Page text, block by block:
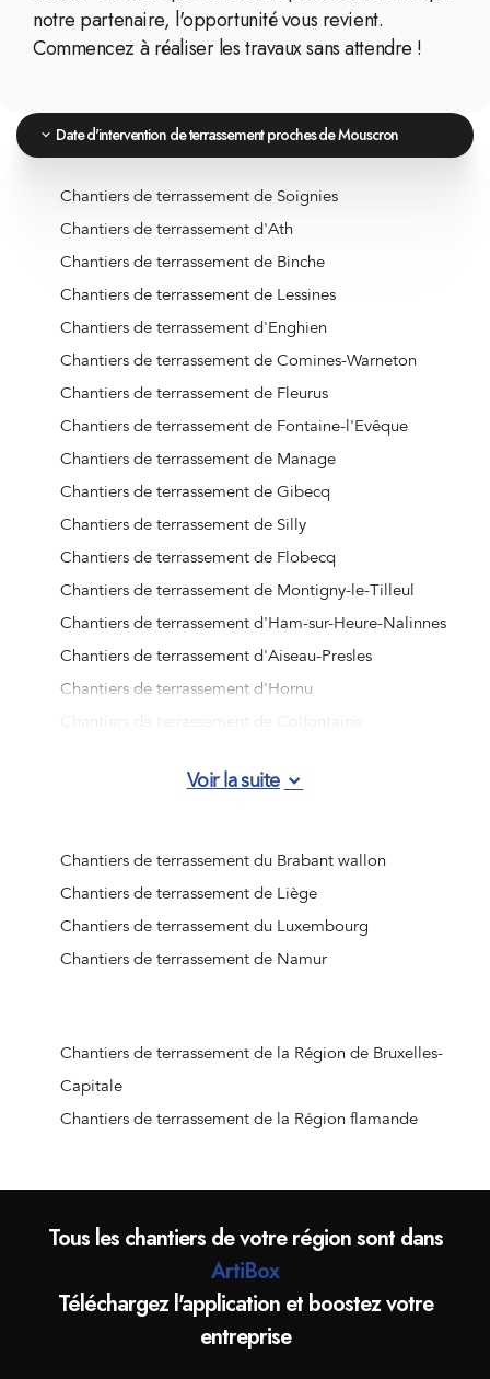
notre partenaire, l'opportunité vous revient.
Commencez à réaliser les travaux sans attendre !
Date d'intervention de terrassement proches de Mouscron
Chantiers de terrassement de Soignies
Chantiers de terrassement d'Ath
Chantiers de terrassement de Binche
Chantiers de terrassement de Lessines
Chantiers de terrassement d'Enghien
Chantiers de terrassement de Comines-Warneton
Chantiers de terrassement de Fleurus
Chantiers de terrassement de Fontaine-l'Evêque
Chantiers de terrassement de Manage
Chantiers de terrassement de Gibecq
Chantiers de terrassement de Silly
Chantiers de terrassement de Flobecq
Chantiers de terrassement de Montigny-le-Tilleul
Chantiers de terrassement d'Ham-sur-Heure-Nalinnes
Chantiers de terrassement d'Aiseau-Presles
Chantiers de terrassement d'Hornu
Chantiers de terrassement d'Honnelles
Chantiers de terrassement d'Ellezelles
Chantiers de terrassement de Courcelles
Chantiers de terrassement de Mainvault
Chantiers de terrassement d'Ellezelles
Chantiers de terrassement de Carnières
Chantiers de terrassement de Le Rœulx
Chantiers de terrassement de Dottignies
Chantiers de terrassement de Mainvault
Chantiers de terrassement de Courcelles
Chantiers de terrassement de Frameries
Chantiers de terrassement de Strépy-Bracquegnies
Voir la suite
Chantiers de terrassement du Brabant wallon
Chantiers de terrassement de Liège
Chantiers de terrassement du Luxembourg
Chantiers de terrassement de Namur
Chantiers de terrassement de la Région de Bruxelles-
Capitale
Chantiers de terrassement de la Région flamande
Tous les chantiers de votre région sont dans
ArtiBox
Téléchargez l'application et boostez votre
entreprise